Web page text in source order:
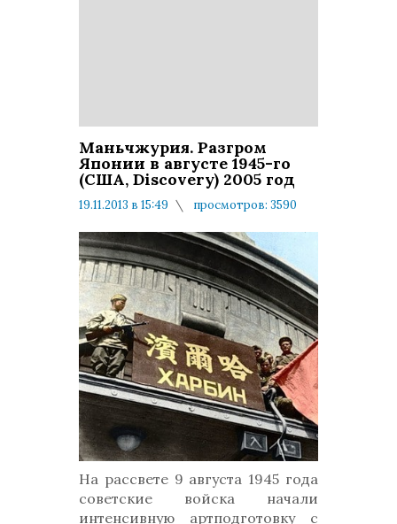
Маньчжурия. Разгром
Японии в августе 1945-го
(США, Discovery) 2005 год
19.11.2013 в 15:49
просмотров: 3590
На рассвете 9 августа 1945 года
советские войска начали
интенсивную артподготовку с